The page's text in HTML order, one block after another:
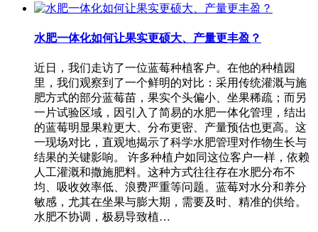
水肥一体化如何让果实更硕大、产量更丰盈？
近日，我们走访了一位蓝莓种植客户。在他的种植园
里，我们观察到了一个鲜明的对比：采用传统灌溉与施
肥方式的部分蓝莓苗，果实个头偏小、坐果稀疏；而另
一片试验区域，因引入了简易的水肥一体化管理，结出
的蓝莓明显果粒更大、分布更密、产量预估也更高。这
一现场对比，直观地揭示了科学水肥管理对作物生长与
结果的关键影响。 许多种植户如同这位客户一样，依赖
人工灌溉和撒施肥料。这种方式往往存在水肥分布不
均、吸收效率低、浪费严重等问题。蓝莓对水分和养分
敏感，尤其在坐果与膨大期，需要及时、精准的供给。
水肥不协调，极易导致植…